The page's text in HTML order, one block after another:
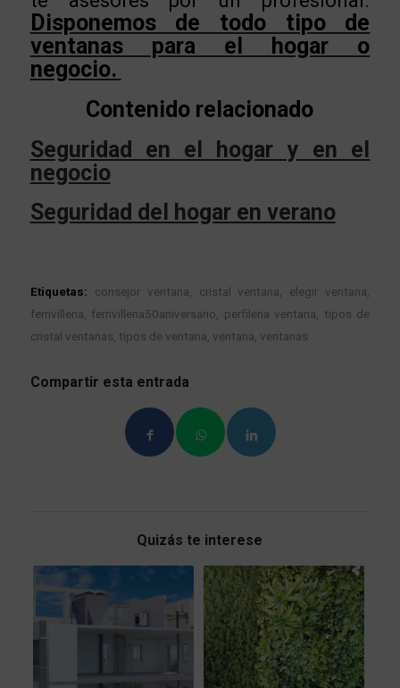
Disponemos de todo tipo de
ventanas para el hogar o
negocio.
Contenido relacionado
Seguridad en el hogar y en el
negocio
Seguridad del hogar en verano
Etiquetas: consejor ventana cristal ventana elegir ventana
ferrivillena
ferrivillena50aniversario perfileria ventana
tipos de
cristal ventanas tipos de ventana ventana ventanas
Compartir esta entrada
Quizás te interese